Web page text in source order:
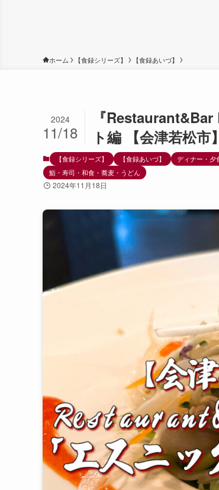
ホーム 【食録シリーズ】 【食録あいづ】
『
ト編 【会津若松
2024
11/18
【食録シリーズ】 【食録あいづ】 ディナー・夕
鮨・寿司・和食・蕎麦・うどん
2024年11月18日